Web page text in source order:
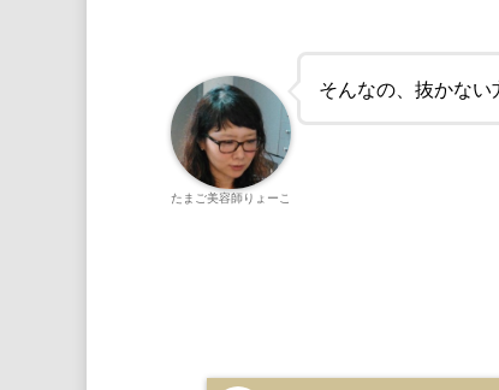
そんなの、抜かな
たまご美容師りょーこ